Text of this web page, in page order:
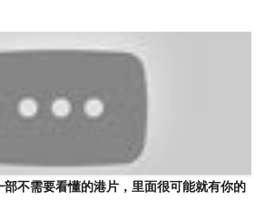
部不需要看懂的港片，里面很可能就有你的